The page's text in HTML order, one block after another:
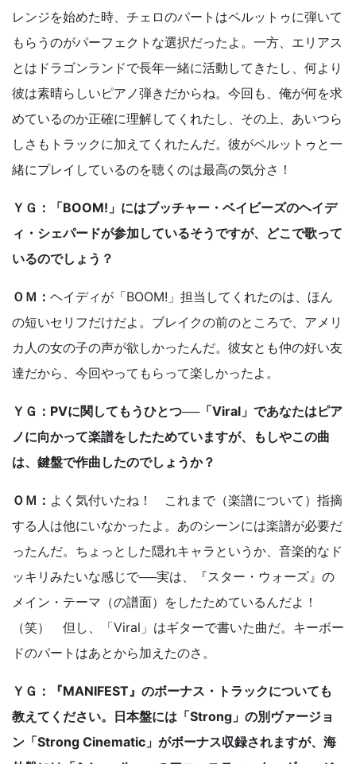
レンジを始めた時、チェロのパートはペルットゥに弾いて
もらうのがパーフェクトな選択だったよ。一方、エリアス
とはドラゴンランドで長年一緒に活動してきたし、何より
彼は素晴らしいピアノ弾きだからね。今回も、俺が何を求
めているのか正確に理解してくれたし、その上、あいつら
しさもトラックに加えてくれたんだ。彼がペルットゥと一
緒にプレイしているのを聴くのは最高の気分さ！
ＹＧ：「BOOM!」にはブッチャー・ベイビーズのヘイデ
ィ・シェパードが参加しているそうですが、どこで歌って
いるのでしょう？
ＯＭ： ヘイディが「BOOM!」担当してくれたのは、ほん
の短いセリフだけだよ。ブレイクの前のところで、アメリ
カ人の女の子の声が欲しかったんだ。彼女とも仲の好い友
達だから、今回やってもらって楽しかったよ。
ＹＧ：PVに関してもうひとつ──「Viral」であなたはピア
ノに向かって楽譜をしたためていますが、もしやこの曲
は、鍵盤で作曲したのでしょうか？
ＯＭ： よく気付いたね！ これまで（楽譜について）指摘
する人は他にいなかったよ。あのシーンには楽譜が必要だ
ったんだ。ちょっとした隠れキャラというか、音楽的なド
ッキリみたいな感じで──実は、『スター・ウォーズ』の
メイン・テーマ（の譜面）をしたためているんだよ！
（笑） 但し、「Viral」はギターで書いた曲だ。キーボー
ドのパートはあとから加えたのさ。
ＹＧ：『MANIFEST』のボーナス・トラックについても
教えてください。日本盤には「Strong」の別ヴァージョ
ン「Strong Cinematic」がボーナス収録されますが、海